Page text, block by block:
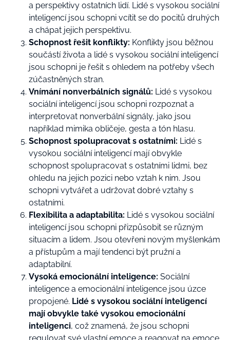
a perspektivy ostatních lidí. Lidé s vysokou sociální
inteligencí jsou schopni vcítit se do pocitů druhých
a chápat jejich perspektivu.
Schopnost řešit konflikty: Konflikty jsou běžnou
součástí života a lidé s vysokou sociální inteligencí
jsou schopni je řešit s ohledem na potřeby všech
zúčastněných stran.
Vnímání nonverbálních signálů: Lidé s vysokou
sociální inteligencí jsou schopni rozpoznat a
interpretovat nonverbální signály, jako jsou
například mimika obličeje, gesta a tón hlasu.
Schopnost spolupracovat s ostatními: Lidé s
vysokou sociální inteligencí mají obvykle
schopnost spolupracovat s ostatními lidmi, bez
ohledu na jejich pozici nebo vztah k nim. Jsou
schopni vytvářet a udržovat dobré vztahy s
ostatními.
Flexibilita a adaptabilita: Lidé s vysokou sociální
inteligencí jsou schopni přizpůsobit se různým
situacím a lidem. Jsou otevřeni novým myšlenkám
a přístupům a mají tendenci být pružní a
adaptabilní.
Vysoká emocionální inteligence: Sociální
inteligence a emocionální inteligence jsou úzce
propojené. Lidé s vysokou sociální inteligencí
mají obvykle také vysokou emocionální
inteligenci, což znamená, že jsou schopni